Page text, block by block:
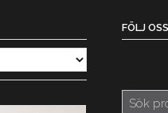
FÖLJ
Sök